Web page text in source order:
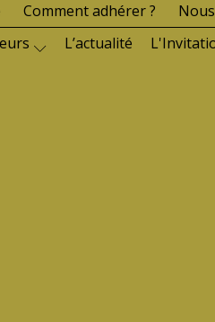
Comment adhérer ?
L’actualité